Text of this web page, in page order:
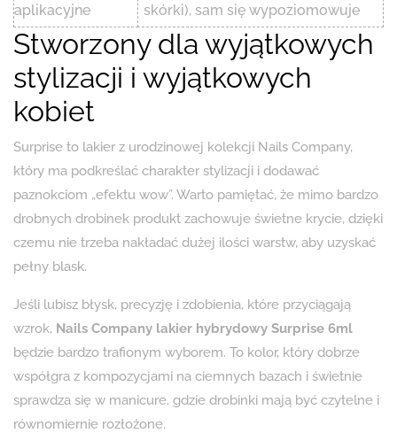
aplikacyjne
skórki), sam się wypoziomowuje
Stworzony dla wyjątkowych
stylizacji i wyjątkowych
kobiet
Surprise to lakier z urodzinowej kolekcji Nails Company,
który ma podkreślać charakter stylizacji i dodawać
paznokciom „efektu wow”. Warto pamiętać, że mimo bardzo
drobnych drobinek produkt zachowuje świetne krycie, dzięki
czemu nie trzeba nakładać dużej ilości warstw, aby uzyskać
pełny blask.
Jeśli lubisz błysk, precyzję i zdobienia, które przyciągają
wzrok, Nails Company lakier hybrydowy Surprise 6ml
będzie bardzo trafionym wyborem. To kolor, który dobrze
współgra z kompozycjami na ciemnych bazach i świetnie
sprawdza się w manicure, gdzie drobinki mają być czytelne i
równomiernie rozłożone.